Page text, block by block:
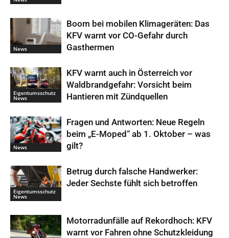
News
Boom bei mobilen Klimageräten: Das
KFV warnt vor CO-Gefahr durch
Gasthermen
Eigentumsschutz
News
KFV warnt auch in Österreich vor
Waldbrandgefahr: Vorsicht beim
Hantieren mit Zündquellen
News
Fragen und Antworten: Neue Regeln
beim „E-Moped“ ab 1. Oktober – was
gilt?
Eigentumsschutz
News
Betrug durch falsche Handwerker:
Jeder Sechste fühlt sich betroffen
Motorradunfälle auf Rekordhoch: KFV
warnt vor Fahren ohne Schutzkleidung